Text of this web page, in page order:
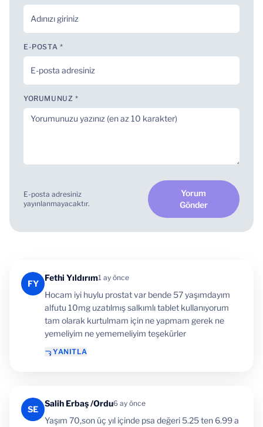
E-POSTA *
YORUMUNUZ *
E-posta adresiniz
yayınlanmayacaktır.
Yorum
Gönder
FY
Fethi Yıldırım1 ay önce
Hocam iyi huylu prostat var bende 57 yaşımdayım
alfutu 10mg uzatılmış salkımlı tablet kullanıyorum
tam olarak kurtulmam için ne yapmam gerek ne
yemeliyim ne yememeliyim teşekürler
YANITLA
SE
Salih Erbaş /Ordu6 ay önce
Yaşım 70,son üç yıl içinde psa değeri 5.25 ten 6.99 a